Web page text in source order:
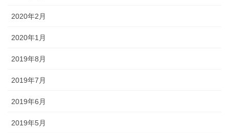
2020年2月
2020年1月
2019年8月
2019年7月
2019年6月
2019年5月